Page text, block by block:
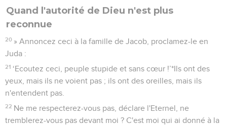
Quand l'autorité de Dieu n'est plus
reconnue
20 » Annoncez ceci à la famille de Jacob, proclamez-le en
Juda :
21 ‘Ecoutez ceci, peuple stupide et sans cœur !’*Ils ont des
yeux, mais ils ne voient pas ; ils ont des oreilles, mais ils
n'entendent pas.
22 Ne me respecterez-vous pas, déclare l'Eternel, ne
tremblerez-vous pas devant moi ? C'est moi qui ai donné à la